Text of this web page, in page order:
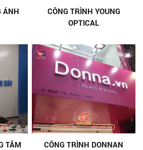
ÁNH
CÔNG TRÌNH YOUNG
OPTICAL
TÂM
CÔNG TRÌNH DONNAN